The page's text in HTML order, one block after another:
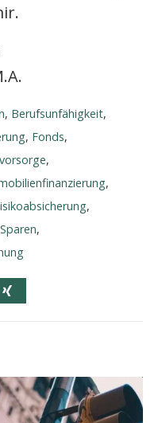
, Berufsunfähigkeit,
, Fonds,
,
,
,
Sparen,